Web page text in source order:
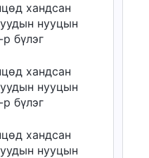
хандсан
нууцын
бүлэг
хандсан
нууцын
бүлэг
хандсан
нууцын